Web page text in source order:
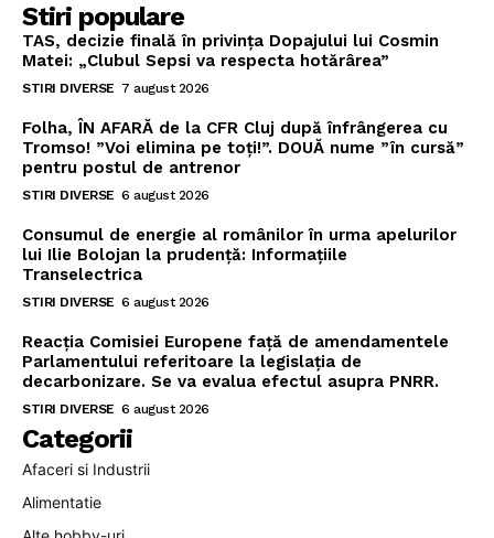
Stiri populare
TAS, decizie finală în privința Dopajului lui Cosmin
Matei: „Clubul Sepsi va respecta hotărârea”
STIRI DIVERSE 7 august 2026
Folha, ÎN AFARĂ de la CFR Cluj după înfrângerea cu
Tromso! ”Voi elimina pe toți!”. DOUĂ nume ”în cursă”
pentru postul de antrenor
STIRI DIVERSE 6 august 2026
Consumul de energie al românilor în urma apelurilor
lui Ilie Bolojan la prudență: Informațiile
Transelectrica
STIRI DIVERSE 6 august 2026
Reacția Comisiei Europene față de amendamentele
Parlamentului referitoare la legislația de
decarbonizare. Se va evalua efectul asupra PNRR.
STIRI DIVERSE 6 august 2026
Categorii
Afaceri si Industrii
Alimentatie